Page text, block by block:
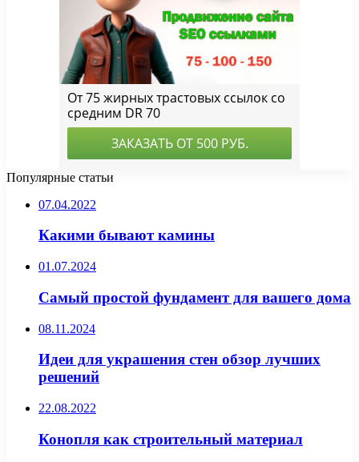
Популярные статьи
07.04.2022
Какими бывают камины
01.07.2024
Самый простой фундамент для вашего дома
08.11.2024
Идеи для украшения стен обзор лучших
решений
22.08.2022
Конопля как строительный материал